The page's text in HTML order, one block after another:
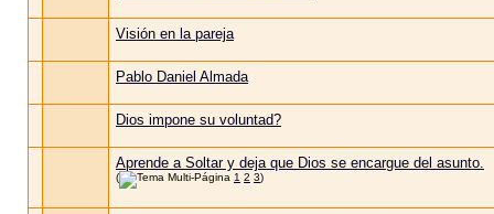
Visión en la pareja
Pablo Daniel Almada
Dios impone su voluntad?
Aprende a Soltar y deja que Dios se encargue del asunto.
( 1 2 3)